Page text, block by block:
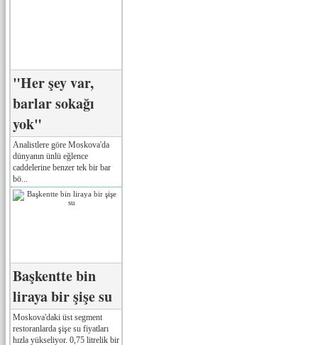
"Her şey var,
barlar sokağı
yok"
Analistlere göre Moskova'da
dünyanın ünlü eğlence
caddelerine benzer tek bir bar
bö...
Başkentte bin
liraya bir şişe su
Moskova'daki üst segment
restoranlarda şişe su fiyatları
hızla yükseliyor. 0,75 litrelik bir